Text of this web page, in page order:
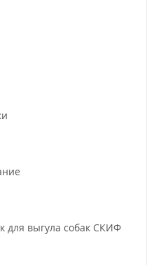
для выгула собак СКИФ